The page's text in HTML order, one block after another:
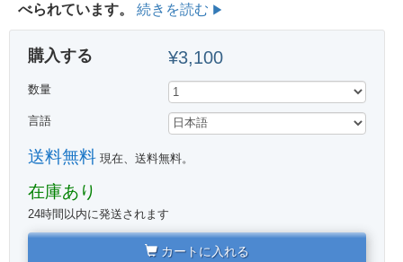
べられています。
続きを読む
購入する ¥3,100
数量
言語
送料無料現在、送料無料。
在庫あり
24時間以内に発送されます
カートに入れる